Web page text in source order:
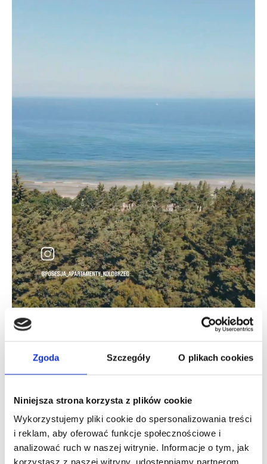
Zgoda Szczegóły O plikach cookies
Niniejsza strona korzysta z plików cookie
Wykorzystujemy pliki cookie do spersonalizowania treści
i reklam, aby oferować funkcje społecznościowe i
analizować ruch w naszej witrynie. Informacje o tym, jak
korzystasz z naszej witryny, udostępniamy partnerom